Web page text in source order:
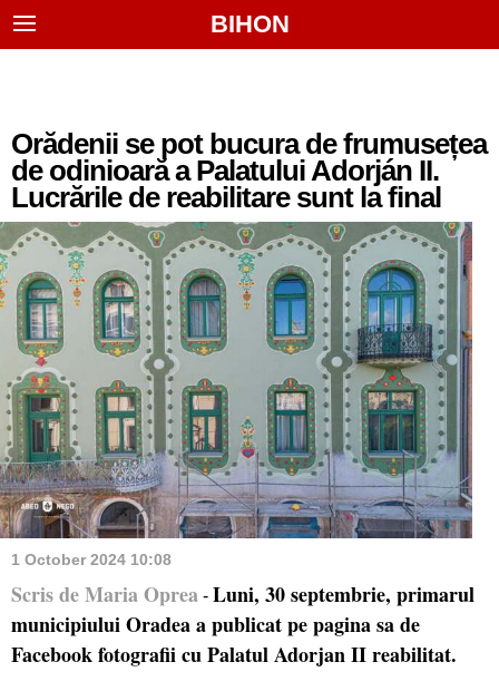
BIHON
Orădenii se pot bucura de frumusețea
de odinioară a Palatului Adorján II.
Lucrările de reabilitare sunt la final
1 October 2024 10:08
Scris de Maria Oprea - Luni, 30 septembrie, primarul
municipiului Oradea a publicat pe pagina sa de
Facebook fotografii cu Palatul Adorjan II reabilitat.